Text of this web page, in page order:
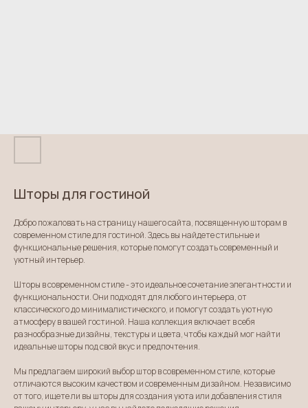
Шторы для гостиной
Добро пожаловать на страницу нашего сайта, посвященную шторам в
современном стиле для гостиной. Здесь вы найдете стильные и
функциональные решения, которые помогут создать современный и
уютный интерьер.
Шторы в современном стиле - это идеальное сочетание элегантности и
функциональности. Они подходят для любого интерьера, от
классического до минималистического, и помогут создать уютную
атмосферу в вашей гостиной. Наша коллекция включает в себя
разнообразные дизайны, текстуры и цвета, чтобы каждый мог найти
идеальные шторы под свой вкус и предпочтения.
Мы предлагаем широкий выбор штор в современном стиле, которые
отличаются высоким качеством и современным дизайном. Независимо
от того, ищете ли вы шторы для создания уюта или добавления стиля